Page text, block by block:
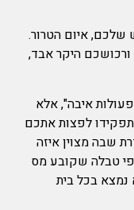
שלכם, איום הטרור.
ורכושכם היקר אבד,
איבה", אלא
לפצות אתכם
שבה מצוין איזה
פי טבלה שקובע מס
נמצא בכל בית